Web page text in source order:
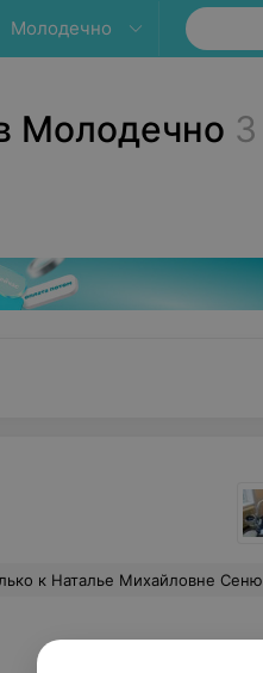
Молодечно
Молодечно 3
Забыли про страх и проблемы с зубами. Рекомендую.